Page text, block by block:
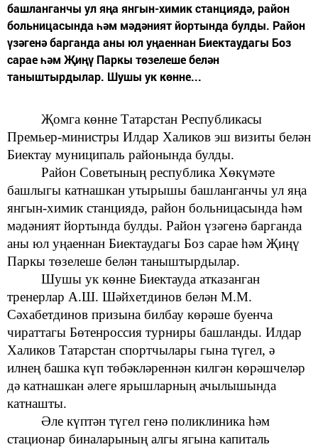
башланганчы ул яңа янгын-химик станциядә, район
больницасында һәм мәдәният йортында булды. Район
үзәгенә барганда аны юл уңаеннан Биектаудагы Боз
сарае һәм Җиңү Паркы төзелеше белән
таныштырдылар. Шушы ук көнне...
Җомга көнне Татарстан Республикасы
Премьер-министры Илдар Халиков эш визиты белән
Биектау муниципаль районында булды.
Район Советының республика Хөкүмәте
башлыгы катнашкан утырышы башланганчы ул яңа
янгын-химик станциядә, район больницасында һәм
мәдәният йортында булды. Район үзәгенә барганда
аны юл уңаеннан Биектаудагы Боз сарае һәм Җиңү
Паркы төзелеше белән таныштырдылар.
Шушы ук көнне Биектауда атказанган
тренерлар А.Ш. Шәйхетдинов белән М.М.
Сәхабетдинов призына билбау көрәше буенча
чираттагы Бөтенроссия турниры башланды. Илдар
Халиков Татарстан спортчылары гына түгел, ә
илнең башка күп төбәкләреннән килгән көрәшчеләр
дә катнашкан әлеге ярышларның ачылышында
катнашты.
Әле күптән түгел генә поликлиника һәм
стационар биналарының алгы ягына капиталь